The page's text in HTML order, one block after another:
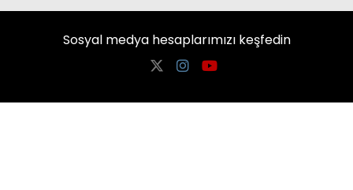
Sosyal medya hesaplarımızı keşfedin